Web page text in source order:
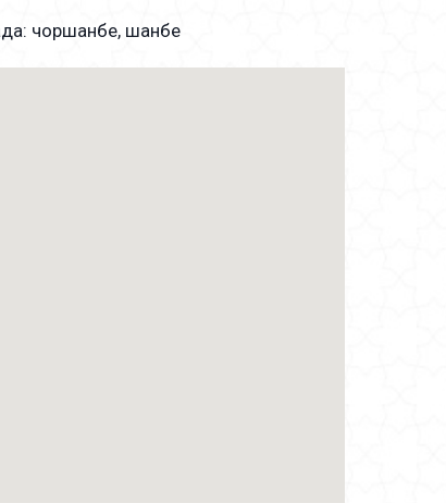
чоршанбе, шанбе